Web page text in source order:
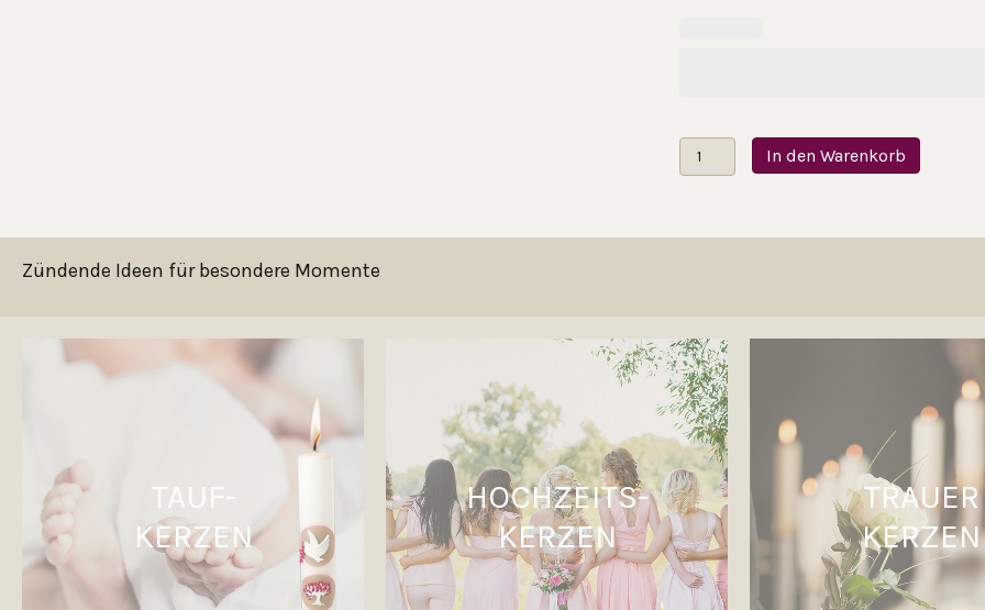
Trauerkerze
Fallende
In den Warenkorb
Zündende Ideen für besondere Momente
TAUF-
KERZEN
HOCHZEITS-
KERZEN
TRAUER
KERZEN